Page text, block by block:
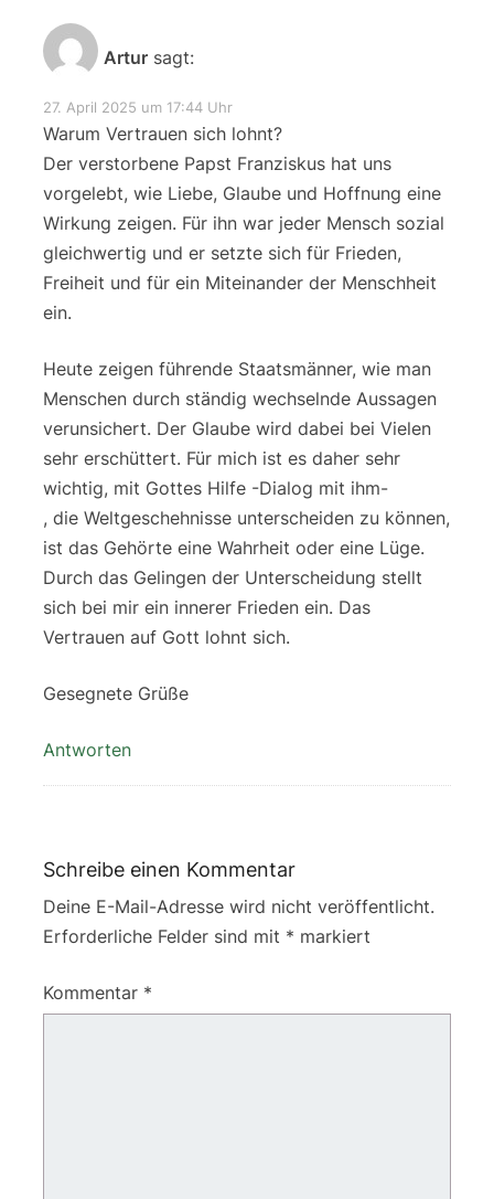
Artur sagt:
27. April 2025 um 17:44 Uhr
Warum Vertrauen sich lohnt?
Der verstorbene Papst Franziskus hat uns
vorgelebt, wie Liebe, Glaube und Hoffnung eine
Wirkung zeigen. Für ihn war jeder Mensch sozial
gleichwertig und er setzte sich für Frieden,
Freiheit und für ein Miteinander der Menschheit
ein.
Heute zeigen führende Staatsmänner, wie man
Menschen durch ständig wechselnde Aussagen
verunsichert. Der Glaube wird dabei bei Vielen
sehr erschüttert. Für mich ist es daher sehr
wichtig, mit Gottes Hilfe -Dialog mit ihm-
, die Weltgeschehnisse unterscheiden zu können,
ist das Gehörte eine Wahrheit oder eine Lüge.
Durch das Gelingen der Unterscheidung stellt
sich bei mir ein innerer Frieden ein. Das
Vertrauen auf Gott lohnt sich.
Gesegnete Grüße
Antworten
Schreibe einen Kommentar
Deine E-Mail-Adresse wird nicht veröffentlicht.
Erforderliche Felder sind mit * markiert
Kommentar *